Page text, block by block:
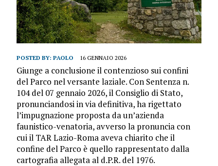
POSTED BY: PAOLO 16 GENNAIO 2026
Giunge a conclusione il contenzioso sui confini
del Parco nel versante laziale. Con Sentenza n.
104 del 07 gennaio 2026, il Consiglio di Stato,
pronunciandosi in via definitiva, ha rigettato
l’impugnazione proposta da un’azienda
faunistico-venatoria, avverso la pronuncia con
cui il TAR Lazio-Roma aveva chiarito che il
confine del Parco è quello rappresentato dalla
cartografia allegata al d.P.R. del 1976.